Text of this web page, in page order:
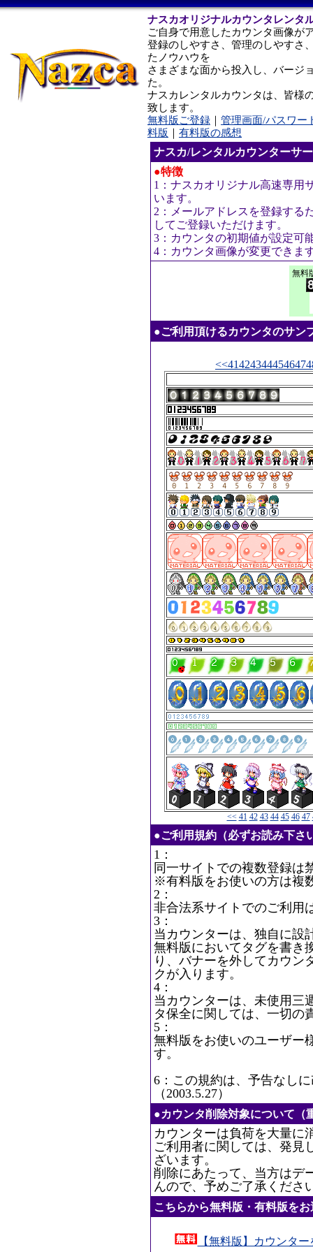
ナスカオリジナルカウンタレンタ
ご自身で用意したカウンタ画像が
登録のしやすさ、管理のしやすさ
たノウハウを
さまざまな面から投入し、バージ
た。
ナスカレンタルカウンタは、皆様
致します。
無料版ご登録 ｜ 管理画面/パスワー
料版 ｜ 有料版の感想
ナスカ/レンタルカウンターサ
●特徴
1：ナスカオリジナル高速専用
います。
2：メールアドレスを登録する
してご登録いただけます。
3：カウンタの初期値が設定可
4：カウンタ画像が変更できま
無料
●ご利用頂けるカウンタのサン
<<41424344454647
<< 41 42 43 44 45 46 47
●ご利用規約（必ずお読み下さ
1：
同一サイトでの複数登録は
※有料版をお使いの方は複
2：
非合法系サイトでのご利用
3：
当カウンターは、独自に設
無料版においてタグを書き
り、バナーを外してカウン
クが入ります。
4：
当カウンターは、未使用三
タ保全に関しては、一切の
5：
無料版をお使いのユーザー
す。
6：この規約は、予告なし
（2003.5.27）
●カウンタ削除対象について（
カウンターは負荷を大量に
ご利用者に関しては、発見
ざいます。
削除にあたって、当方はデ
んので、予めご了承くださ
こちらから無料版・有料版を
【無料版】カウンタ